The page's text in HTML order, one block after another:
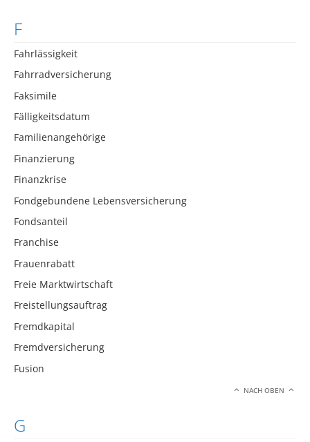
F
Fahrlässigkeit
Fahrradversicherung
Faksimile
Fälligkeitsdatum
Familienangehörige
Finanzierung
Finanzkrise
Fondgebundene Lebensversicherung
Fondsanteil
Franchise
Frauenrabatt
Freie Marktwirtschaft
Freistellungsauftrag
Fremdkapital
Fremdversicherung
Fusion
NACH OBEN
G